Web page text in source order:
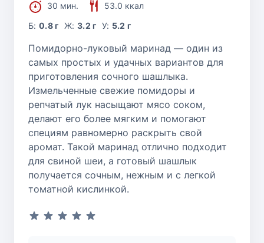
30 мин.
53.0 ккал
Б:0.8 г Ж: 3.2 г У: 5.2 г
Помидорно-луковый маринад — один из
самых простых и удачных вариантов для
приготовления сочного шашлыка.
Измельченные свежие помидоры и
репчатый лук насыщают мясо соком,
делают его более мягким и помогают
специям равномерно раскрыть свой
аромат. Такой маринад отлично подходит
для свиной шеи, а готовый шашлык
получается сочным, нежным и с легкой
томатной кислинкой.